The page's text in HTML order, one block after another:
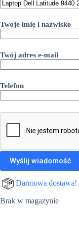
Twoje imię i nazwisko
Twój adres e-mail
Telefon
Darmowa
Brak w magazynie